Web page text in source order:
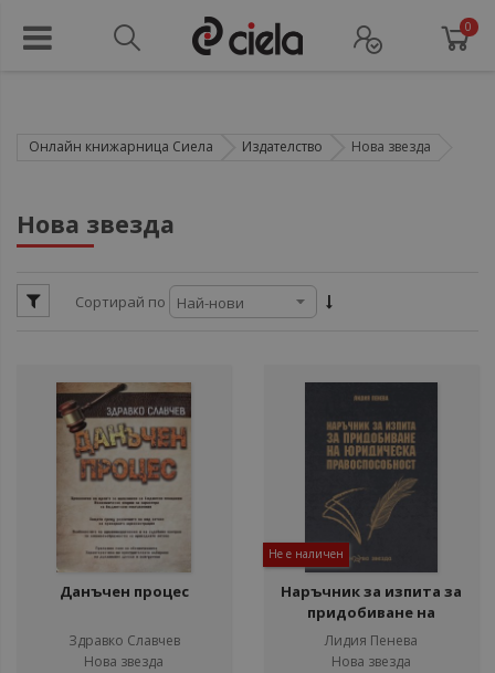
0
Онлайн книжарница Сиела Издателство Нова звезда
Нова звезда
Сортирай по
Данъчен процес
Здравко Славчев
Нова звезда
Не е наличен
Наръчник за изпита за
придобиване на
юридическа
правоспособност -
Лидия Пенева
Нова звезда